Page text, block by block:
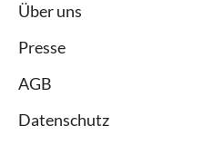
Über uns
Presse
AGB
Datenschutz